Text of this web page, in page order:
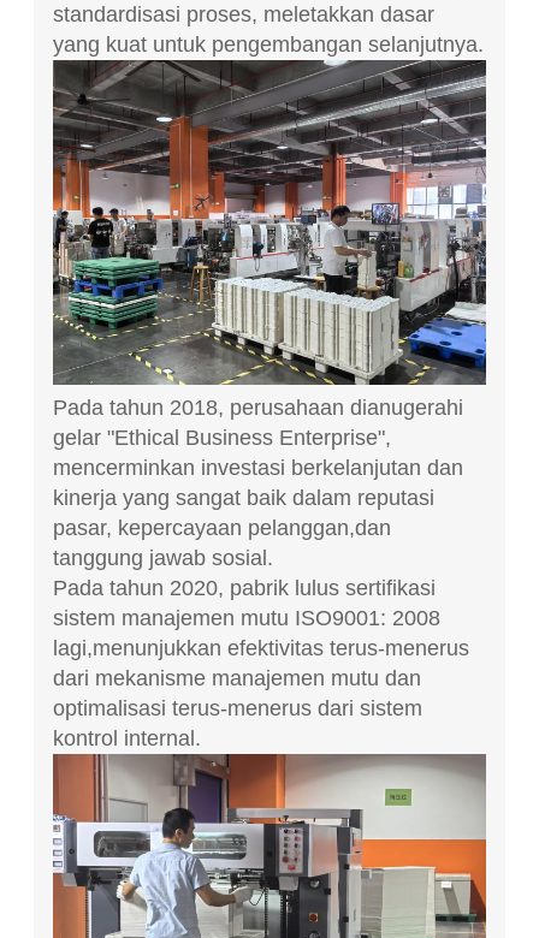
standardisasi proses, meletakkan dasar
yang kuat untuk pengembangan selanjutnya.
Pada tahun 2018, perusahaan dianugerahi
gelar "Ethical Business Enterprise",
mencerminkan investasi berkelanjutan dan
kinerja yang sangat baik dalam reputasi
pasar, kepercayaan pelanggan,dan
tanggung jawab sosial.
Pada tahun 2020, pabrik lulus sertifikasi
sistem manajemen mutu ISO9001: 2008
lagi,menunjukkan efektivitas terus-menerus
dari mekanisme manajemen mutu dan
optimalisasi terus-menerus dari sistem
kontrol internal.